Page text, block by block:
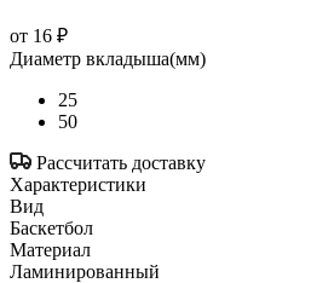
от 16 ₽
Диаметр вкладыша(мм)
25
50
Рассчитать доставку
Характеристики
Вид
Баскетбол
Материал
Ламинированный